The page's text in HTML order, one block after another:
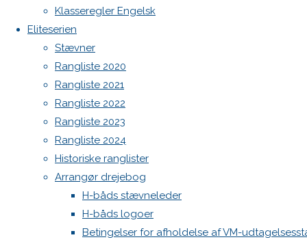
Klasseregler Engelsk
Eliteserien
Stævner
Rangliste 2020
Rangliste 2021
Rangliste 2022
Rangliste 2023
Rangliste 2024
Historiske ranglister
Arrangør drejebog
H-båds stævneleder
H-båds logoer
Betingelser for afholdelse af VM-
Previous
image
Next
image
Skriv
et
svar
WordPress.org